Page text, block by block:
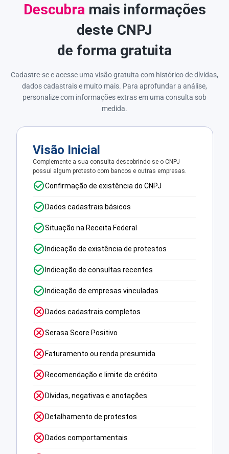
Descubra mais informações
deste CNPJ
de forma gratuita
Cadastre-se e acesse uma visão gratuita com histórico de dívidas,
dados cadastrais e muito mais. Para aprofundar a análise,
personalize com informações extras em uma consulta sob
medida.
Visão Inicial
Complemente a sua consulta descobrindo se o CNPJ
possui algum protesto com bancos e outras empresas.
Confirmação de existência do CNPJ
Dados cadastrais básicos
Situação na Receita Federal
Indicação de existência de protestos
Indicação de consultas recentes
Indicação de empresas vinculadas
Dados cadastrais completos
Serasa Score Positivo
Faturamento ou renda presumida
Recomendação e limite de crédito
Dívidas, negativas e anotações
Detalhamento de protestos
Dados comportamentais